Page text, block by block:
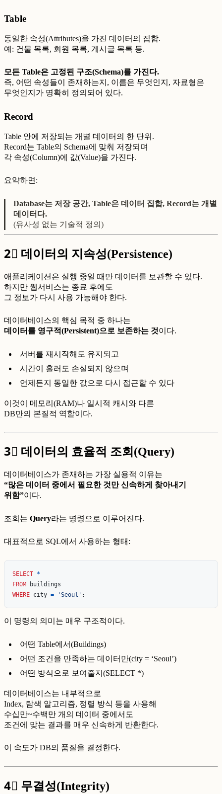
Table
동일한 속성(Attributes)을 가진 데이터의 집합.
예: 건물 목록, 회원 목록, 게시글 목록 등.
모든 Table은 고정된 구조(Schema)를 가진다.
즉, 어떤 속성들이 존재하는지, 이름은 무엇인지, 자료형은
무엇인지가 명확히 정의되어 있다.
Record
Table 안에 저장되는 개별 데이터의 한 단위.
Record는 Table의 Schema에 맞춰 저장되며
각 속성(Column)에 값(Value)을 가진다.
요약하면:
Database는 저장 공간, Table은 데이터 집합, Record는 개별
데이터다.
(유사성 없는 기술적 정의)
2⃣ 데이터의 지속성(Persistence)
애플리케이션은 실행 중일 때만 데이터를 보관할 수 있다.
하지만 웹서비스는 종료 후에도
그 정보가 다시 사용 가능해야 한다.
데이터베이스의 핵심 목적 중 하나는
데이터를 영구적(Persistent)으로 보존하는 것이다.
서버를 재시작해도 유지되고
시간이 흘러도 손실되지 않으며
언제든지 동일한 값으로 다시 접근할 수 있다
이것이 메모리(RAM)나 일시적 캐시와 다른
DB만의 본질적 역할이다.
3⃣ 데이터의 효율적 조회(Query)
데이터베이스가 존재하는 가장 실용적 이유는
“많은 데이터 중에서 필요한 것만 신속하게 찾아내기
위함”이다.
조회는 Query라는 명령으로 이루어진다.
대표적으로 SQL에서 사용하는 형태:
SELECT *
FROM
buildings
WHERE city = 'Seoul' ;
이 명령의 의미는 매우 구조적이다.
어떤 Table에서(Buildings)
어떤 조건을 만족하는 데이터만(city = ‘Seoul’)
어떤 방식으로 보여줄지(SELECT *)
데이터베이스는 내부적으로
Index, 탐색 알고리즘, 정렬 방식 등을 사용해
수십만~수백만 개의 데이터 중에서도
조건에 맞는 결과를 매우 신속하게 반환한다.
이 속도가 DB의 품질을 결정한다.
4⃣ 무결성(Integrity)